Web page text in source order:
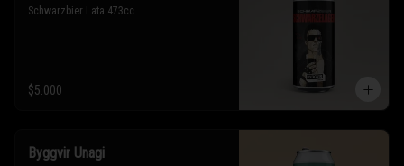
Schwarzbier Lata 473cc
$5.000
Byggvir Unagi